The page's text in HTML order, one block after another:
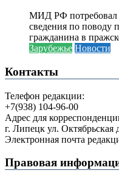
МИД РФ потребовал
сведения по поводу
гражданина в
Зарубежье Новости
Контакты
Телефон редакции:
+7(938) 104-96-00
Адрес для
г. Липецк ул. Октябрьская
Электронная почта
Правовая